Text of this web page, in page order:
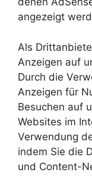
angezeigt
Als
Anzeigen auf
Durch die
Anzeigen für
Besuchen auf
Websites im
Verwendung
indem Sie die
und Content-